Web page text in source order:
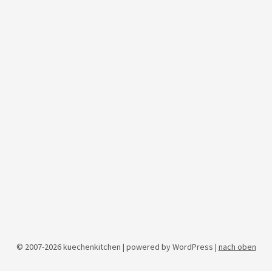
© 2007-2026 kuechenkitchen | powered by WordPress | nach oben